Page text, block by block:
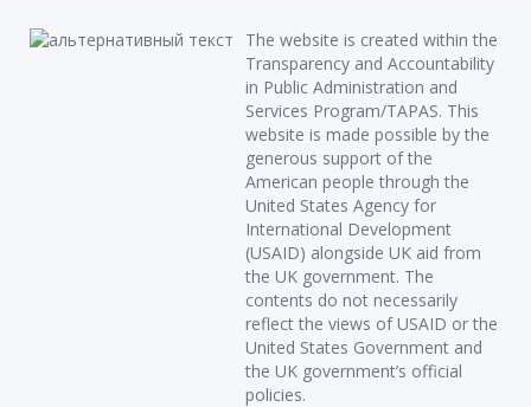
The website is created within the
Transparency and Accountability
in Public Administration and
Services Program/TAPAS. This
website is made possible by the
generous support of the
American people through the
United States Agency for
International Development
(USAID) alongside UK aid from
the UK government. The
contents do not necessarily
reflect the views of USAID or the
United States Government and
the UK government’s official
policies.